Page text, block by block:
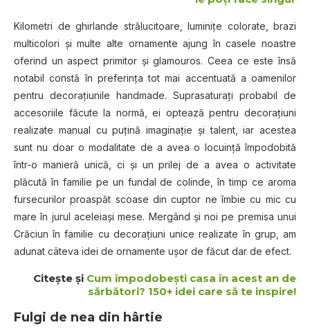
Kilometri de ghirlande strălucitoare, luminiţe colorate, brazi
multicolori şi multe alte ornamente ajung în casele noastre
oferind un aspect primitor şi glamouros. Ceea ce este însă
notabil constă în preferinţa tot mai accentuată a oamenilor
pentru decoraţiunile handmade. Suprasaturaţi probabil de
accesoriile făcute la normă, ei optează pentru decoraţiuni
realizate manual cu puţină imaginaţie şi talent, iar acestea
sunt nu doar o modalitate de a avea o locuinţă împodobită
într-o manieră unică, ci şi un prilej de a avea o activitate
plăcută în familie pe un fundal de colinde, în timp ce aroma
fursecurilor proaspăt scoase din cuptor ne îmbie cu mic cu
mare în jurul aceleiaşi mese. Mergând şi noi pe premisa unui
Crăciun în familie cu decoraţiuni unice realizate în grup, am
adunat câteva idei de ornamente uşor de făcut dar de efect.
Citeşte şi Cum împodobeşti casa în acest an de
sărbători? 150+ idei care să te inspire!
Fulgi de nea din hârtie